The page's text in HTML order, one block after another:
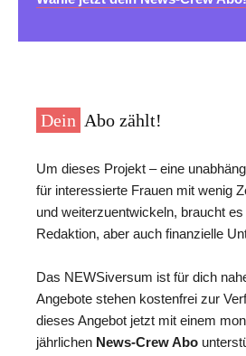
Dein Abo zählt!
Um dieses Projekt – eine
für interessierte Frauen mit wenig
und weiterzuentwickeln, braucht
Redaktion, aber auch finanzielle
Das NEWSiversum ist für dich
Angebote stehen kostenfrei zur
dieses Angebot jetzt mit einem
jährlichen News-Crew Abo